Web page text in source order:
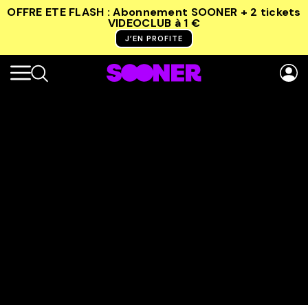
OFFRE ETE FLASH : Abonnement SOONER + 2 tickets
VIDEOCLUB à 1 €
J’EN PROFITE